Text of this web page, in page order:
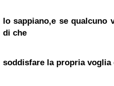
lo sappiano,e se qualcuno
di che
soddisfare la propria voglia